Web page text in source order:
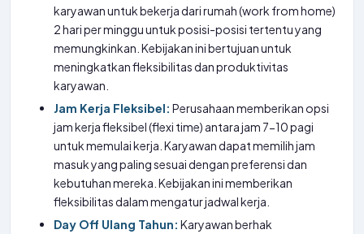
karyawan untuk bekerja dari rumah (work from home)
2 hari per minggu untuk posisi-posisi tertentu yang
memungkinkan. Kebijakan ini bertujuan untuk
meningkatkan fleksibilitas dan produktivitas
karyawan.
Jam Kerja Fleksibel: Perusahaan memberikan opsi
jam kerja fleksibel (flexi time) antara jam 7-10 pagi
untuk memulai kerja. Karyawan dapat memilih jam
masuk yang paling sesuai dengan preferensi dan
kebutuhan mereka. Kebijakan ini memberikan
fleksibilitas dalam mengatur jadwal kerja.
Day Off Ulang Tahun: Karyawan berhak